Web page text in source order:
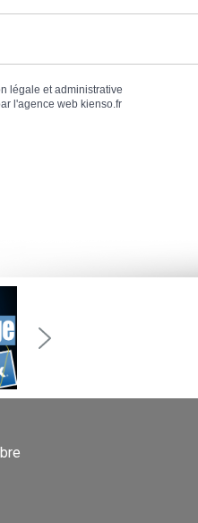
légale et administrative
l'agence web kienso.fr